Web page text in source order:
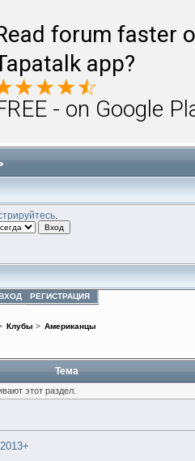
forum faster
app?
- on Google
РЕГИСТРАЦИЯ
Клубы > Американцы
Тема
этот раздел.